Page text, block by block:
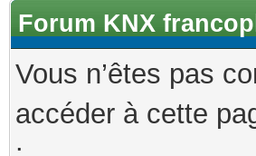
Forum KNX
Vous n’êtes pas
accéder à cette